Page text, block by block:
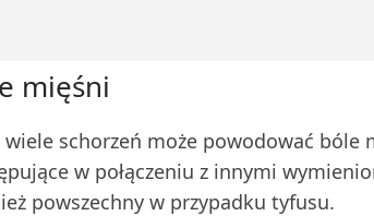
mięśni
wiele schorzeń może powodować
w połączeniu z innymi
powszechny w przypadku tyfusu.